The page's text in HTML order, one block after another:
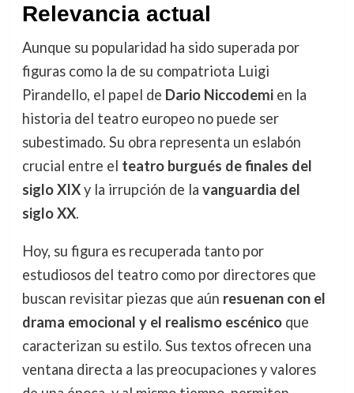
Relevancia actual
Aunque su popularidad ha sido superada por
figuras como la de su compatriota Luigi
Pirandello, el papel de Dario Niccodemien la
historia del teatro europeo no puede ser
subestimado. Su obra representa un eslabón
crucial entre el teatro burgués de finales del
siglo XIXy la irrupción de la vanguardia del
siglo XX.
Hoy, su figura es recuperada tanto por
estudiosos del teatro como por directores que
buscan revisitar piezas que aún resuenan con el
drama emocional y el realismo escénicoque
caracterizan su estilo. Sus textos ofrecen una
ventana directa a las preocupaciones y valores